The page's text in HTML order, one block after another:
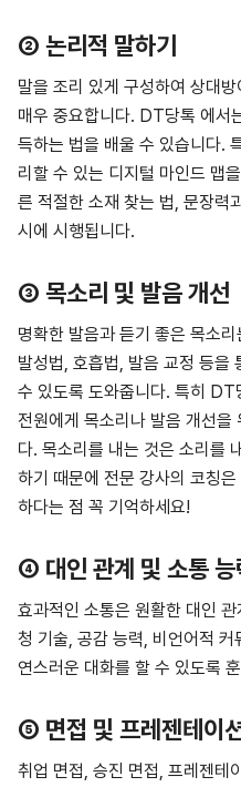
② 논리적 말하기
말을 조리 있게 구성하여 상대
매우 중요합니다. DT당톡 에서
득하는 법을 배울 수 있습니다.
리할 수 있는 디지털 마인드 맵
른 적절한 소재 찾는 법, 문장력
시에 시행됩니다.
③ 목소리 및 발음 개선
명확한 발음과 듣기 좋은 목소
발성법, 호흡법, 발음 교정 등을
수 있도록 도와줍니다. 특히 DT
전원에게 목소리나 발음 개선을
다. 목소리를 내는 것은 소리를
하기 때문에 전문 강사의 코칭
하다는 점 꼭 기억하세요!
④ 대인 관계 및 소통 능
효과적인 소통은 원활한 대인
청 기술, 공감 능력, 비언어적
연스러운 대화를 할 수 있도록
⑤ 면접 및 프레젠테이
취업 면접, 승진 면접, 프레젠테